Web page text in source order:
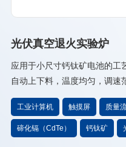
光伏真空退火实验炉
应用于小尺寸钙钛矿电池的工
自动上下料，温度均匀，调速
工业计算机 触摸屏 质量
碲化镉（CdTe） 钙钛矿